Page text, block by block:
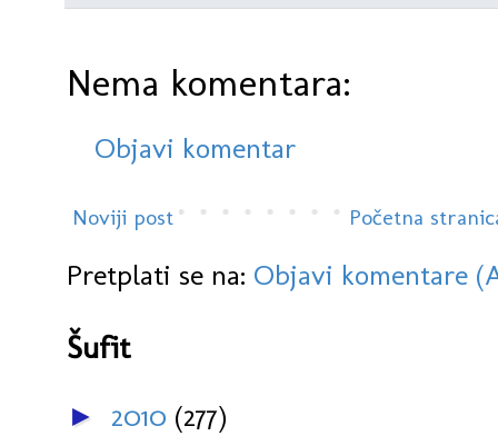
Nema komentara:
Objavi komentar
Noviji post Početna
Pretplati se na: Objavi komentare
Šufit
► 2010 (277)